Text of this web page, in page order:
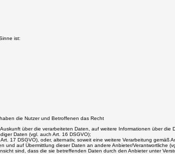
ist:
die Nutzer und Betroffenen das Recht
über die verarbeiteten Daten, auf weitere Informationen über die
Daten (vgl. auch Art. 16 DSGVO);
17 DSGVO), oder, alternativ, soweit eine weitere Verarbeitung
auf Übermittlung dieser Daten an andere Anbieter/Verantwortliche
sind, dass die sie betreffenden Daten durch den Anbieter unter